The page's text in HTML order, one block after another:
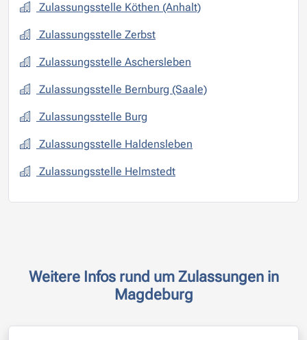
Zulassungsstelle Köthen (Anhalt)
Zulassungsstelle Zerbst
Zulassungsstelle Aschersleben
Zulassungsstelle Bernburg (Saale)
Zulassungsstelle Burg
Zulassungsstelle Haldensleben
Zulassungsstelle Helmstedt
Weitere Infos rund um Zulassungen in
Magdeburg